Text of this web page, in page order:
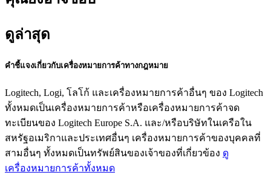
ดูล่าสุด
คำชี้แจงเกี่ยวกับเครื่องหมายการค้าทางกฎหมาย
Logitech, Logi, โลโก้ และเครื่องหมายการค้าอื่นๆ ของ Logitech
ทั้งหมดเป็นเครื่องหมายการค้าหรือเครื่องหมายการค้าจด
ทะเบียนของ Logitech Europe S.A. และ/หรือบริษัทในเครือใน
สหรัฐอเมริกาและประเทศอื่นๆ เครื่องหมายการค้าของบุคคลที่
สามอื่นๆ ทั้งหมดเป็นทรัพย์สินของเจ้าของที่เกี่ยวข้อง ดู
เครื่องหมายการค้าทั้งหมด